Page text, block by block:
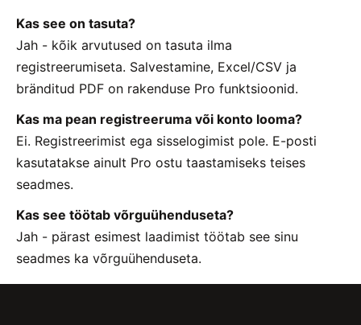
Kas see on tasuta?
Jah - kõik arvutused on tasuta ilma
registreerumiseta. Salvestamine, Excel/CSV ja
bränditud PDF on rakenduse Pro funktsioonid.
Kas ma pean registreeruma või konto looma?
Ei. Registreerimist ega sisselogimist pole. E-posti
kasutatakse ainult Pro ostu taastamiseks teises
seadmes.
Kas see töötab võrguühenduseta?
Jah - pärast esimest laadimist töötab see sinu
seadmes ka võrguühenduseta.